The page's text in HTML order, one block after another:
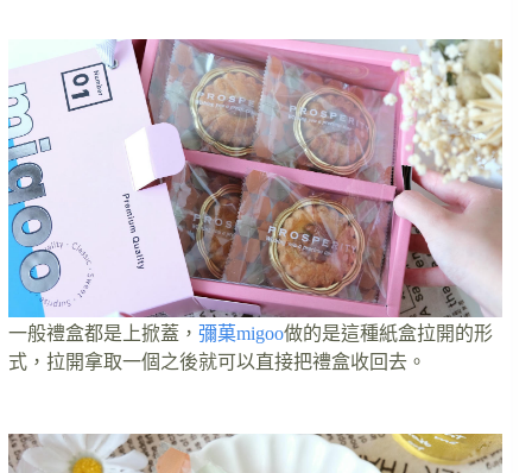
一般禮盒都是上掀蓋， 彌菓migoo做的是這種紙盒拉開的形
式，拉開拿取一個之後就可以直接把禮盒收回去。